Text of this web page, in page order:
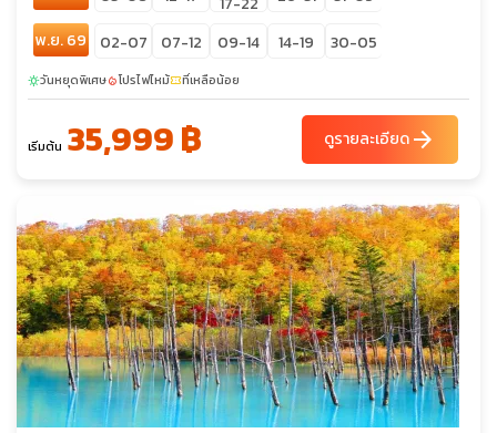
พ.ย. 69
02-07 07-12 09-14 14-19 30-05
sunnyวันหยุดพิเศษlocal_fire_departmentโปรไฟไหม้confirmation_numberที่เหลือน้อย
เริ่มต้น 35,999 ฿ ดูรายละเอียดarrow_forward